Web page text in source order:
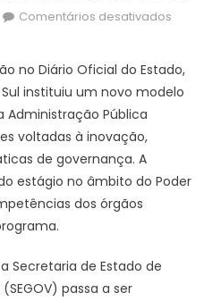
Comentários desativadosem
de
no Diário Oficial do Estado,
instituiu um novo modelo
Administração Pública
voltadas à inovação,
de governança. A
estágio no âmbito do Poder
dos órgãos
Secretaria de Estado de
passa a ser